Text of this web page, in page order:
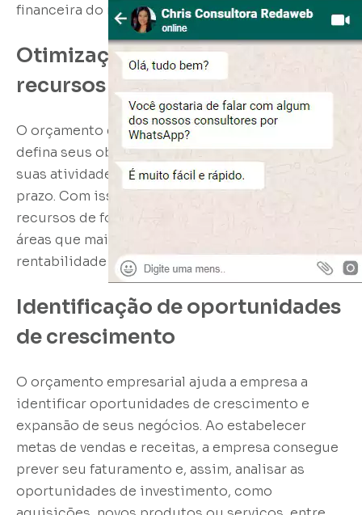
financeira do negócio.
Otimização da alocação de
recursos
O orçamento empresarial permite que a empresa
defina seus objetivos e prioridades, alinhando
suas atividades com suas estratégias de longo
prazo. Com isso, a empresa consegue alocar seus
recursos de forma mais eficiente, priorizando as
áreas que mais contribuem para o crescimento e
rentabilidade do negócio.
Identificação de oportunidades
de crescimento
O orçamento empresarial ajuda a empresa a
identificar oportunidades de crescimento e
expansão de seus negócios. Ao estabelecer
metas de vendas e receitas, a empresa consegue
prever seu faturamento e, assim, analisar as
oportunidades de investimento, como